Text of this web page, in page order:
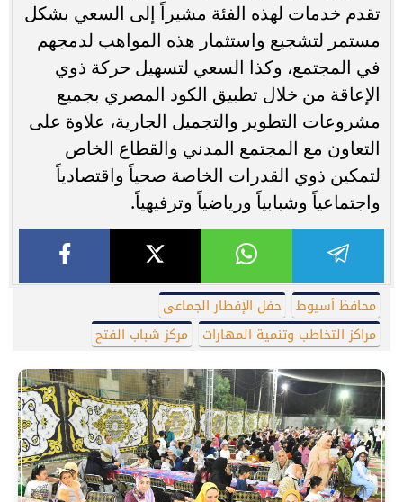
تقدم خدمات لهذه الفئة مشيراً إلى السعي بشكل
مستمر لتشجيع واستثمار هذه المواهب لدمجهم
في المجتمع، وكذا السعي لتسهيل حركة ذوي
الإعاقة من خلال تطبيق الكود المصري بجميع
مشروعات التطوير والتجميل الجارية، علاوة على
التعاون مع المجتمع المدني والقطاع الخاص
لتمكين ذوي القدرات الخاصة صحياً واقتصادياً
واجتماعياً وشبابياً ورياضياً وترفيهياً.
محافظ أسيوط
حفل الإفطار الجماعى
مراكز التخاطب وتنمية المهارات
مركز شباب الفتح